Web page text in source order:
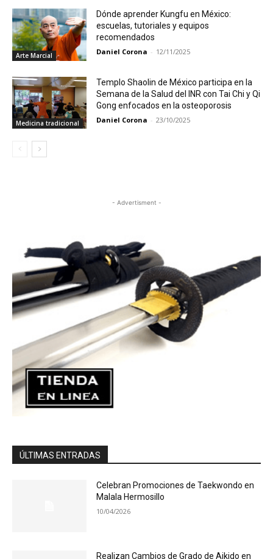
Arte Marcial
Dónde aprender Kungfu en México:
escuelas, tutoriales y equipos
recomendados
Daniel Corona - 12/11/2025
Medicina tradicional
Templo Shaolin de México participa en la
Semana de la Salud del INR con Tai Chi y Qi
Gong enfocados en la osteoporosis
Daniel Corona - 23/10/2025
- Advertisment -
ÚLTIMAS ENTRADAS
Celebran Promociones de Taekwondo en
Malala Hermosillo
10/04/2026
Realizan Cambios de Grado de Aikido en